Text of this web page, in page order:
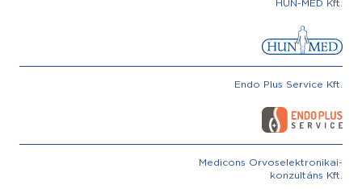
HUN-MED Kft.
Endo Plus Service Kft.
Medicons Orvoselektronikai-
konzultáns Kft.